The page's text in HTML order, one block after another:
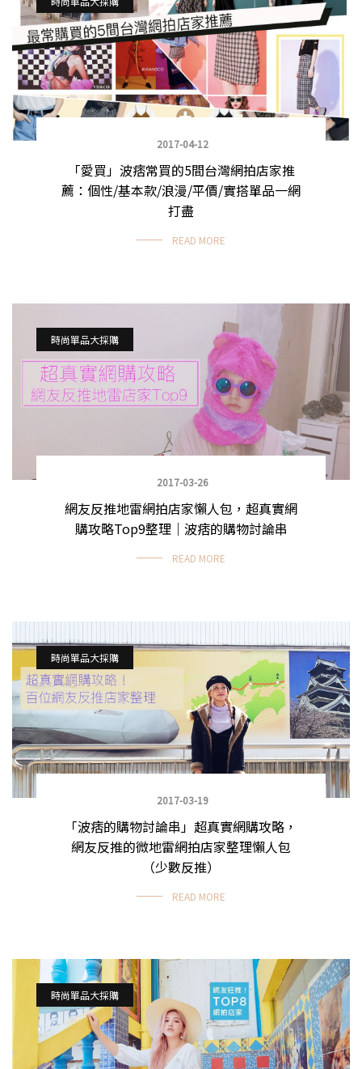
2017-04-12
「愛買」波痞常買的5間台灣網拍店家推
薦：個性/基本款/浪漫/平價/實搭單品一網
打盡
READ MORE
時尚單品大採購
2017-03-26
網友反推地雷網拍店家懶人包，超真實網
購攻略Top9整理｜波痞的購物討論串
READ MORE
時尚單品大採購
2017-03-19
「波痞的購物討論串」超真實網購攻略，
網友反推的微地雷網拍店家整理懶人包
（少數反推）
READ MORE
時尚單品大採購